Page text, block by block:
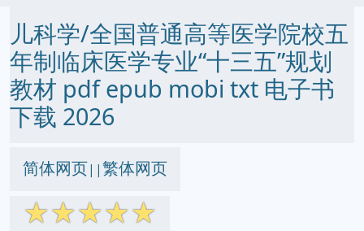
儿科学/全国普通高等医学院校五
年制临床医学专业“十三五”规划
教材 pdf epub mobi txt 电子书
下载 2026
简体网页||繁体网页
☆☆☆☆☆